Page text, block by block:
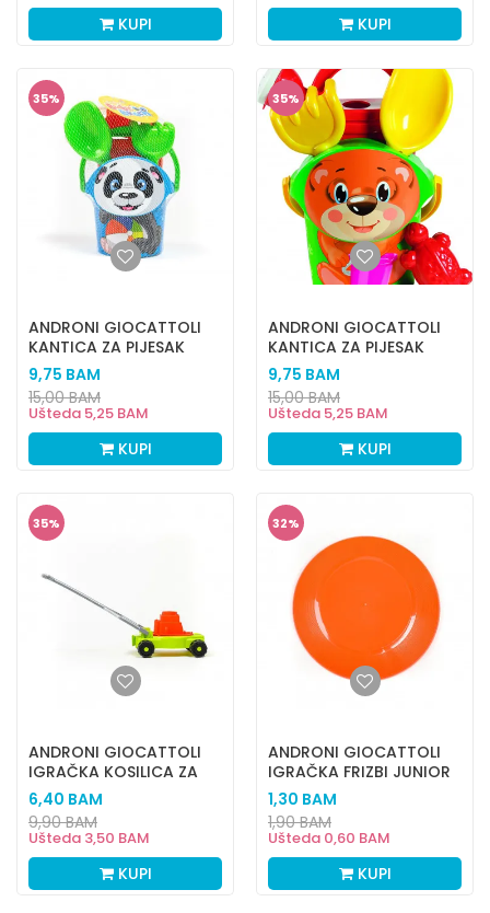
KUPI KUPI
35%
ANDRONI GIOCATTOLI
KANTICA ZA PIJESAK
BABY PANDA
9,75 BAM
Ušteda 5,25 BAM
15,00BAM
KUPI
35%
ANDRONI GIOCATTOLI
KANTICA ZA PIJESAK
BABY MEDO
9,75 BAM
Ušteda 5,25 BAM
15,00BAM
KUPI
35%
ANDRONI GIOCATTOLI
IGRAČKA KOSILICA ZA
TRAVU
6,40 BAM
Ušteda 3,50 BAM
9,90BAM
KUPI
32%
ANDRONI GIOCATTOLI
IGRAČKA FRIZBI JUNIOR
1,30 BAM
Ušteda 0,60 BAM
1,90BAM
KUPI